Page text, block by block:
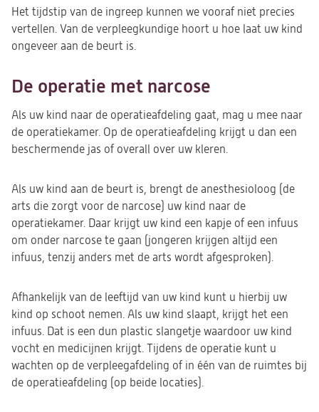
Het tijdstip van de ingreep kunnen we vooraf niet precies
vertellen. Van de verpleegkundige hoort u hoe laat uw kind
ongeveer aan de beurt is.
De operatie met narcose
Als uw kind naar de operatieafdeling gaat, mag u mee naar
de operatiekamer. Op de operatieafdeling krijgt u dan een
beschermende jas of overall over uw kleren.
Als uw kind aan de beurt is, brengt de anesthesioloog (de
arts die zorgt voor de narcose) uw kind naar de
operatiekamer. Daar krijgt uw kind een kapje of een infuus
om onder narcose te gaan (jongeren krijgen altijd een
infuus, tenzij anders met de arts wordt afgesproken).
Afhankelijk van de leeftijd van uw kind kunt u hierbij uw
kind op schoot nemen. Als uw kind slaapt, krijgt het een
infuus. Dat is een dun plastic slangetje waardoor uw kind
vocht en medicijnen krijgt. Tijdens de operatie kunt u
wachten op de verpleegafdeling of in één van de ruimtes bij
de operatieafdeling (op beide locaties).